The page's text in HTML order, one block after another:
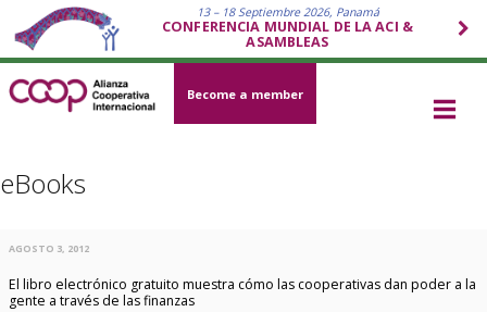
13 – 18 Septiembre 2026, Panamá
CONFERENCIA MUNDIAL DE LA ACI &
ASAMBLEAS
Become a member
eBooks
AGOSTO 3, 2012
El libro electrónico gratuito muestra cómo las cooperativas dan poder a la
gente a través de las finanzas